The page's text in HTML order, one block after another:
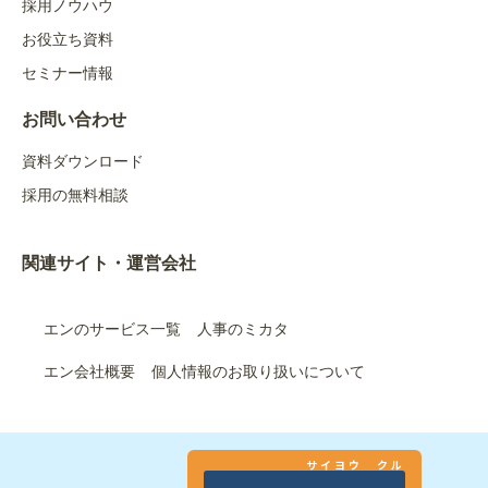
採用ノウハウ
お役立ち資料
セミナー情報
お問い合わせ
資料ダウンロード
採用の無料相談
関連サイト・運営会社
エンのサービス一覧 人事のミカタ
エン会社概要 個人情報のお取り扱いについて
サイヨウ クル